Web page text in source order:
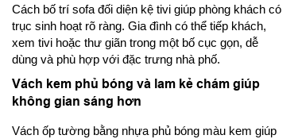
Cách bố trí sofa đối diện kệ tivi giúp phòng khách có
trục sinh hoạt rõ ràng. Gia đình có thể tiếp khách,
xem tivi hoặc thư giãn trong một bố cục gọn, dễ
dùng và phù hợp với đặc trưng nhà phố.
Vách kem phủ bóng và lam kẻ chám giúp
không gian sáng hơn
Vách ốp tường bằng nhựa phủ bóng màu kem giúp